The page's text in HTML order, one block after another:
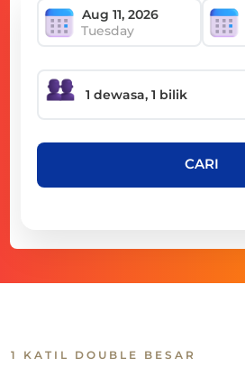
Tuesday
CARI
1 KATIL DOUBLE BESAR